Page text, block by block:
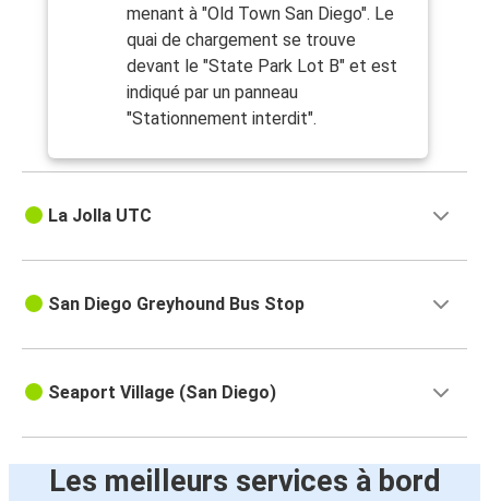
menant à "Old Town San Diego". Le
quai de chargement se trouve
devant le "State Park Lot B" et est
indiqué par un panneau
"Stationnement interdit".
La Jolla UTC
San Diego Greyhound Bus Stop
Seaport Village (San Diego)
Les meilleurs services à bord